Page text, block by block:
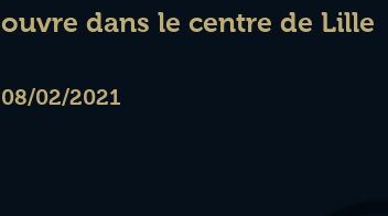
ouvre dans le centre de Lille
08/02/2021